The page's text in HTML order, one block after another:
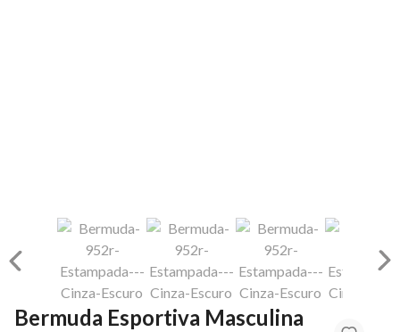
Bermuda Esportiva Masculina